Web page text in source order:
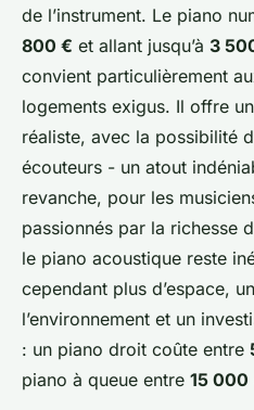
de l’instrument. Le piano
800 € et allant jusqu’à 3
convient particulièrement
logements exigus. Il offre
réaliste, avec la possibilité
écouteurs - un atout
revanche, pour les
passionnés par la richesse
le piano acoustique reste
cependant plus d’espace,
l’environnement et un
: un piano droit coûte entre
piano à queue entre 15 000